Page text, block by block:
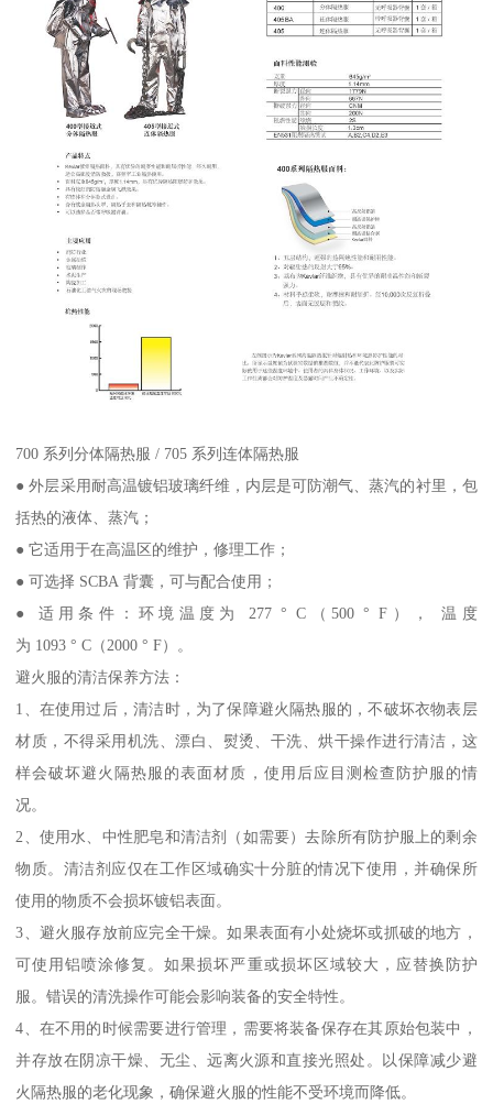
700 系列分体隔热服 / 705 系列连体隔热服
● 外层采用耐高温镀铝玻璃纤维，内层是可防潮气、蒸汽的衬里，包
括热的液体、蒸汽；
● 它适用于在高温区的维护，修理工作；
● 可选择 SCBA 背囊，可与配合使用；
● 适用条件：环境温度为 277 ° C（500 ° F）， 温度
为 1093 ° C（2000 ° F）。
避火服的清洁保养方法：
1、在使用过后，清洁时，为了保障避火隔热服的，不破坏衣物表层
材质，不得采用机洗、漂白、熨烫、干洗、烘干操作进行清洁，这
样会破坏避火隔热服的表面材质，使用后应目测检查防护服的情
况。
2、使用水、中性肥皂和清洁剂（如需要）去除所有防护服上的剩余
物质。清洁剂应仅在工作区域确实十分脏的情况下使用，并确保所
使用的物质不会损坏镀铝表面。
3、避火服存放前应完全干燥。如果表面有小处烧坏或抓破的地方，
可使用铝喷涂修复。如果损坏严重或损坏区域较大，应替换防护
服。错误的清洗操作可能会影响装备的安全特性。
4、在不用的时候需要进行管理，需要将装备保存在其原始包装中，
并存放在阴凉干燥、无尘、远离火源和直接光照处。以保障减少避
火隔热服的老化现象，确保避火服的性能不受环境而降低。